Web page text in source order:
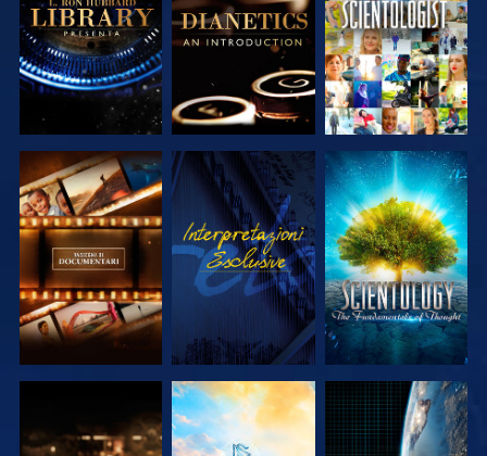
SERIE
SERIE
ESPLORA LE
SERIE
GUARDA
ESPLORA LE
SERIE
ESPLORA LE
ESPLORA LE
GUARDA